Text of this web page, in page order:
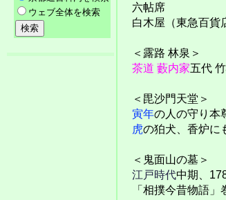
六帖席
白木屋（東急百貨
＜露路 林泉＞
茶道 藪内家五代
＜毘沙門天堂＞
寅年の人の守り本
虎の狛犬、香炉に
＜鬼面山の墓＞
江戸時代中期、
「相撲今昔物語」